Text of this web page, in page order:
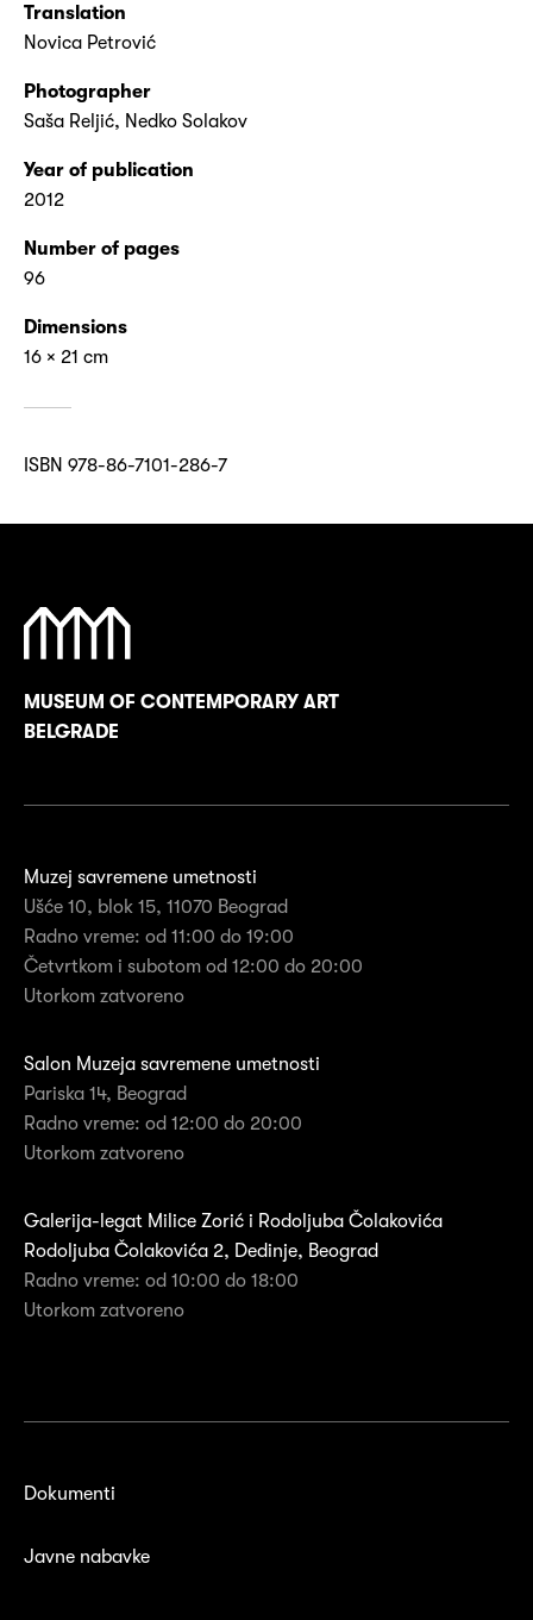
Translation
Novica Petrović
Photographer
Saša Reljić, Nedko Solakov
Year of publication
2012
Number of pages
96
Dimensions
16 × 21 cm
ISBN 978-86-7101-286-7
MUSEUM OF CONTEMPORARY ART
BELGRADE
Muzej savremene umetnosti
Ušće 10, blok 15, 11070 Beograd
Radno vreme: od 11:00 do 19:00
Četvrtkom i subotom od 12:00 do 20:00
Utorkom zatvoreno
Salon Muzeja savremene umetnosti
Pariska 14, Beograd
Radno vreme: od 12:00 do 20:00
Utorkom zatvoreno
Galerija-legat Milice Zorić i Rodoljuba Čolakovića
Rodoljuba Čolakovića 2, Dedinje, Beograd
Radno vreme: od 10:00 do 18:00
Utorkom zatvoreno
Dokumenti
Javne nabavke